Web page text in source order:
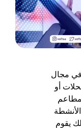
في مجال
أو
يقوم